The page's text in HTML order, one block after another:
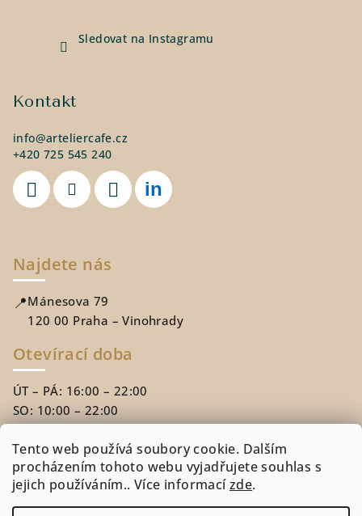
Tento web používá soubory cookie. Dalším
procházením tohoto webu vyjadřujete souhlas s
jejich používáním.. Více informacízde.
Sledovat na Instagramu
Kontakt
info@arteliercafe.cz
+420 725 545 240
Najdete nás
📍Mánesova 79
120 00 Praha – Vinohrady
Otevírací doba
ÚT – PÁ: 16:00 – 22:00
SO: 10:00 – 22:00
PřijímámeUp Benefity
PřijímámeEdenred